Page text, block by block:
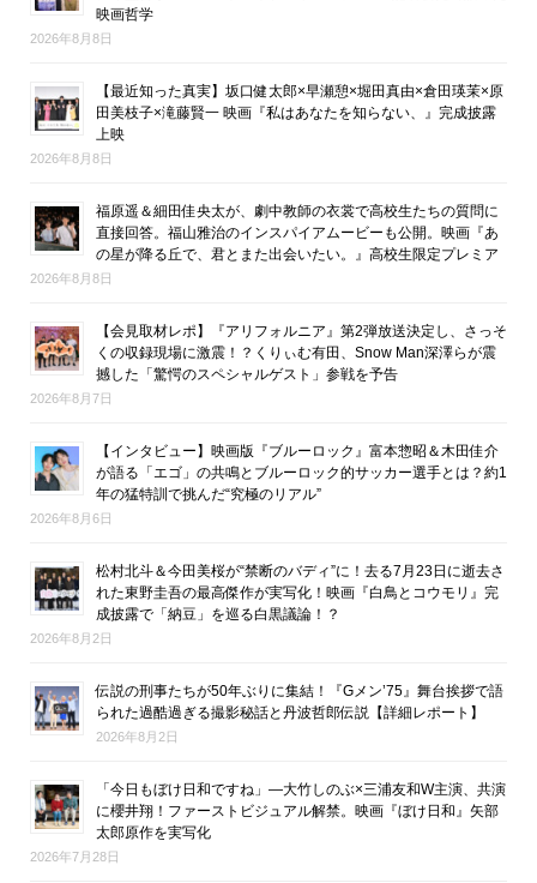
映画哲学
2026年8月8日
【最近知った真実】坂口健太郎×早瀬憩×堀田真由×倉田瑛茉×原
田美枝子×滝藤賢一 映画『私はあなたを知らない、』完成披露
上映
2026年8月8日
福原遥＆細田佳央太が、劇中教師の衣裳で高校生たちの質問に
直接回答。福山雅治のインスパイアムービーも公開。映画『あ
の星が降る丘で、君とまた出会いたい。』高校生限定プレミア
2026年8月8日
【会見取材レポ】『アリフォルニア』第2弾放送決定し、さっそ
くの収録現場に激震！？くりぃむ有田、Snow Man深澤らが震
撼した「驚愕のスペシャルゲスト」参戦を予告
2026年8月7日
【インタビュー】映画版『ブルーロック』富本惣昭＆木田佳介
が語る「エゴ」の共鳴とブルーロック的サッカー選手とは？約1
年の猛特訓で挑んだ“究極のリアル”
2026年8月6日
松村北斗＆今田美桜が“禁断のバディ”に！去る7月23日に逝去さ
れた東野圭吾の最高傑作が実写化！映画『白鳥とコウモリ』完
成披露で「納豆」を巡る白黒議論！？
2026年8月2日
伝説の刑事たちが50年ぶりに集結！『Gメン’75』舞台挨拶で語
られた過酷過ぎる撮影秘話と丹波哲郎伝説【詳細レポート】
2026年8月2日
「今日もぼけ日和ですね」―大竹しのぶ×三浦友和W主演、共演
に櫻井翔！ファーストビジュアル解禁。映画『ぼけ日和』矢部
太郎原作を実写化
2026年7月28日